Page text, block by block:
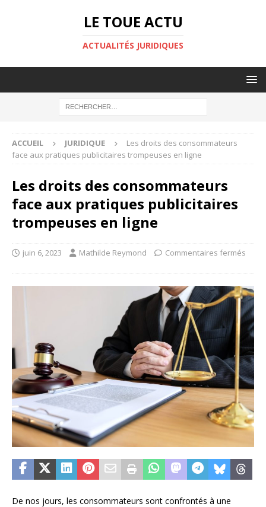
LE TOUE ACTU
ACTUALITÉS JURIDIQUES
ACCUEIL JURIDIQUE
Les droits des consommateurs
face aux pratiques publicitaires trompeuses en ligne
Les droits des consommateurs
face aux pratiques publicitaires
trompeuses en ligne
juin 6, 2023 Mathilde Reymond Commentaires fermés
De nos jours, les consommateurs sont confrontés à une